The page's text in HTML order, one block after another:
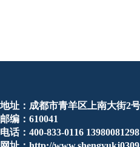
地址：成都市青羊区上南大街2
邮编：610041
电话：400-833-0116 13980081298